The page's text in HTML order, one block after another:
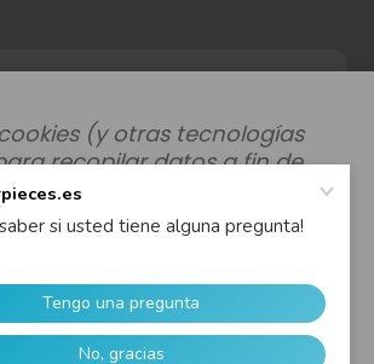
2026 Superhairpieces.es
y Garantía | Privacidad |
Términos y condiciones
(y otras tecnologías
recopilar datos a fin de
de compra.
Configuración
Rechazar todo
todas las cookies